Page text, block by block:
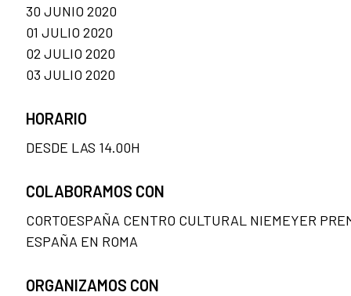
30 JUNIO 2020
01 JULIO 2020
02 JULIO 2020
03 JULIO 2020
HORARIO
DESDE LAS 14.00H
COLABORAMOS CON
CORTOESPAÑA CENTRO CULTURAL NIEMEYER
ESPAÑA EN ROMA
ORGANIZAMOS CON